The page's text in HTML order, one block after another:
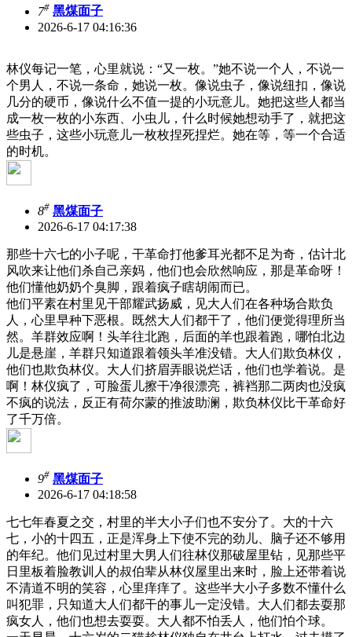
7# 黑煤面子
2026-6-17 04:16:36
林仪每记一笔，心里就说：“又一枚。”她不说一个人，不说一
个男人，不说一条命，她说一枚。像说虫子，像说纽扣，像说
几分的硬币，像说什么不值一提的小玩意儿。她把这些人都当
成一枚一枚的小东西、小虫儿，什么时候她想动手了，就把这
些虫子，这些小玩意儿一枚枚捏死捏烂。她在等，等一个合适
的时机。
8# 黑煤面子
2026-6-17 04:17:38
那些十六七的小子呢，干革命打他爹耳光都不足为奇，估计北
风吹来让他们杀自己亲妈，他们也会欣然响应，那是革命呀！
他们懂他奶奶个臭脚，跟着疯子瞎胡闹而已。
他们平素在村里见干部耀武扬威，见大人们在各种场合欺负
人，心里早种下恶根。既然大人们都干了，他们便觉得理所当
然。羊群效应啊！头羊往北跑，后面的羊也跟着跑，哪怕北边
儿是悬崖，羊群只知道跟着领头羊准没错。大人们欺负林仪，
他们也欺负林仪。大人们挤眉弄眼说烂话，他们也学着说。是
啊！林仪疯了，可脸蛋儿擦干净很漂亮，裤裆那二两肉也没疯
不疯的说法，反正有荷尔蒙的推波助澜，欺负林仪比干革命好
了千万倍。
9# 黑煤面子
2026-6-17 04:18:58
七七年春夏之交，村里的半大小子们也不安分了。大的十六
七，小的十四五，正是浑身上下使不完的劲儿、脑子还不够用
的年纪。他们见过村里大男人们往林仪那破屋里钻，见那些平
日里板着脸教训人的叔伯辈从林仪屋里出来时，脸上还带着说
不清道不明的笑容，心里痒痒了。这些半大小子多数不懂什么
叫犯罪，只知道大人们都干的事儿一定没错。大人们都去耍那
疯女人，他们也想去耍耍。大人都不怕丢人，他们怕个球。